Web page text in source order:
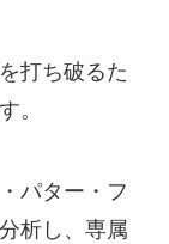
打ち破るた
。
パター・フ
析し、専属